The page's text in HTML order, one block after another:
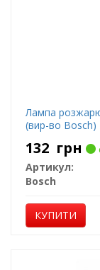
Лампа
(вир-во Bosch)
132 грн
Артикул:
Bosch
КУПИТИ